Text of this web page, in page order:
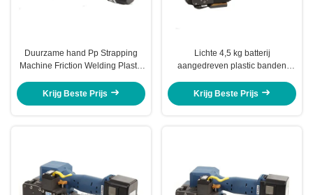
Duurzame hand Pp Strapping
Machine Friction Welding Plastic
Krijg Beste Prijs
Lichte 4,5 kg batterij
aangedreven plastic banden
machine
Krijg Beste Prijs